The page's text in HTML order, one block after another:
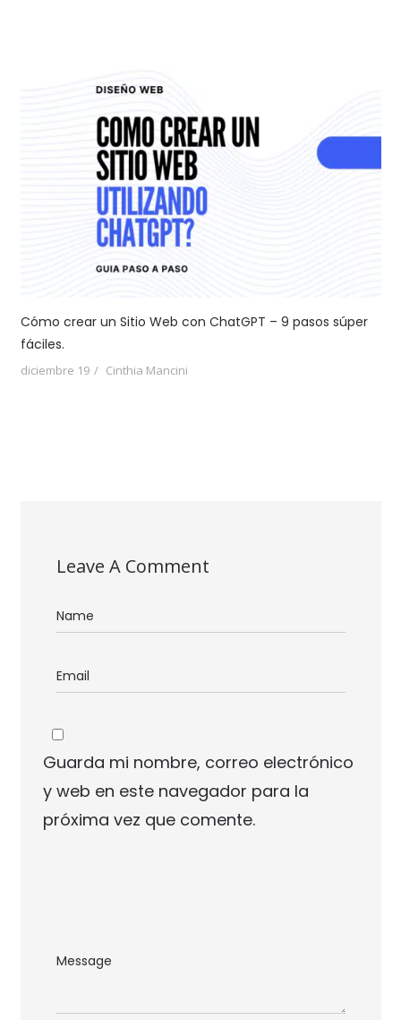
Cómo crear un Sitio Web con ChatGPT – 9 pasos súper
fáciles.
diciembre 19 Cinthia Mancini
Leave A Comment
Guarda mi nombre, correo electrónico
y web en este navegador para la
próxima vez que comente.